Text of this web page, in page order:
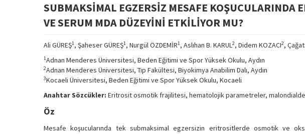
SUBMAKSİMAL EGZERSİZ MESAFE KOŞUCULARINDA
VE SERUM MDA DÜZEYİNİ ETKİLİYOR MU?
Ali GÜREŞ1, Şaheser GÜREŞ1, Nurgül ÖZDEMİR1, Aslıhan B. KARUL2, Didem KOZACI2,
1Adnan Menderes Üniversitesi, Beden Eğitimi ve Spor Yüksek Okulu, Aydın
2Adnan Menderes Üniversitesi, Tıp Fakültesi, Biyokimya Anabilim Dalı, Aydın
3Kocaeli Üniversitesi, Beden Eğitimi ve Spor Yüksek Okulu, Kocaeli
Anahtar Sözcükler: Eritrosit osmotik frajilitesi, hematolojik parametreler,
Öz
Mesafe koşucularında tek submaksimal egzersizin eritrositlerde osmotik ve